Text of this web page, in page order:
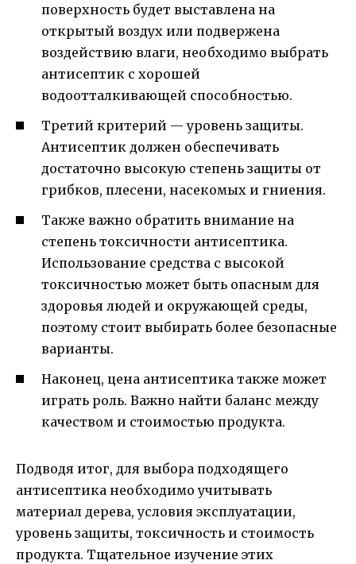
поверхность будет выставлена на
открытый воздух или подвержена
воздействию влаги, необходимо выбрать
антисептик с хорошей
водоотталкивающей способностью.
Третий критерий — уровень защиты.
Антисептик должен обеспечивать
достаточно высокую степень защиты от
грибков, плесени, насекомых и гниения.
Также важно обратить внимание на
степень токсичности антисептика.
Использование средства с высокой
токсичностью может быть опасным для
здоровья людей и окружающей среды,
поэтому стоит выбирать более безопасные
варианты.
Наконец, цена антисептика также может
играть роль. Важно найти баланс между
качеством и стоимостью продукта.
Подводя итог, для выбора подходящего
антисептика необходимо учитывать
материал дерева, условия эксплуатации,
уровень защиты, токсичность и стоимость
продукта. Тщательное изучение этих